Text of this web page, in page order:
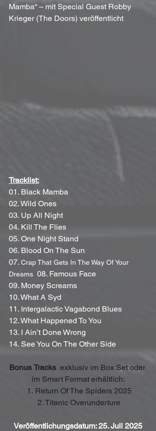
Mamba“ – mit Special Guest Robby
Krieger (The Doors) veröffentlicht
Tracklist:
01. Black Mamba
02. Wild Ones
03. Up All Night
04. Kill The Flies
05. One Night Stand
06. Blood On The Sun
07. Crap That Gets In The Way Of Your
Dreams
  08. Famous Face
09. Money Screams
10. What A Syd
11. Intergalactic Vagabond Blues
12. What Happened To You
13. I Ain’t Done Wrong
14. See You On The Other Side
Bonus Tracks exklusiv im Box Set oder
im Smart Format erhältlich:
1. Return Of The Spiders 2025
2. Titanic Overunderture
Veröffentlichungsdatum: 25. Juli 2025